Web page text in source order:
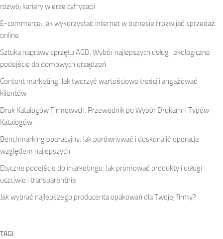
rozwój kariery w erze cyfryzacji
E-commerce: Jak wykorzystać internet w biznesie i rozwijać sprzedaż
online
Sztuka naprawy sprzętu AGD: Wybór najlepszych usług i ekologiczne
podejście do domowych urządzeń
Content marketing: Jak tworzyć wartościowe treści i angażować
klientów
Druk Katalogów Firmowych: Przewodnik po Wybór Drukarni i Typów
Katalogów
Benchmarking operacyjny: Jak porównywać i doskonalić operacje
względem najlepszych
Etyczne podejście do marketingu: Jak promować produkty i usługi
uczciwie i transparentnie
Jak wybrać najlepszego producenta opakowań dla Twojej firmy?
TAGI